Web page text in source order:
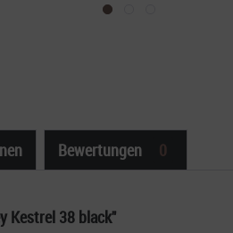
Bewertungen 0
Kestrel 38 black"